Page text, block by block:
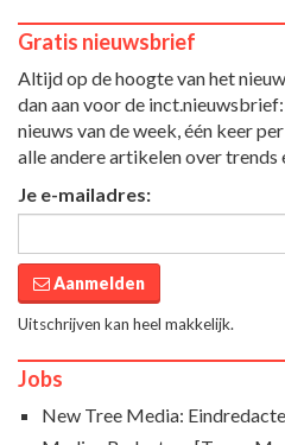
Gratis nieuwsbrief
Altijd op de hoogte van het
dan aan voor de
nieuws van de week, één keer
alle andere artikelen over
Je e-mailadres:
Aanmelden
Uitschrijven kan heel makkelijk.
Jobs
New Tree Media: